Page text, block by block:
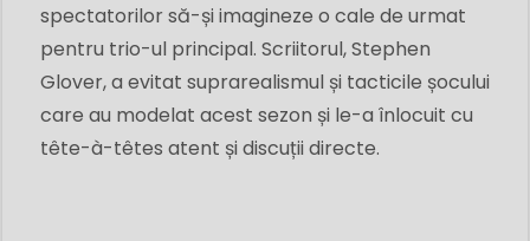
spectatorilor să-și imagineze o cale de urmat
pentru trio-ul principal. Scriitorul, Stephen
Glover, a evitat suprarealismul și tacticile șocului
care au modelat acest sezon și le-a înlocuit cu
tête-à-têtes atent și discuții directe.